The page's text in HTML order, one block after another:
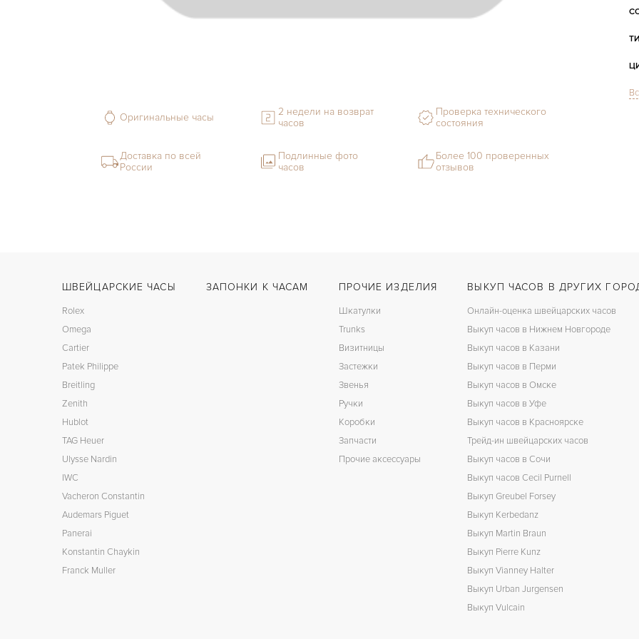
Оригинальные часы
2 недели на возврат
часов
Проверка технического
состояния
Доставка по всей
России
Подлинные фото
часов
Более 100 проверенных
отзывов
ШВЕЙЦАРСКИЕ ЧАСЫ
Rolex
Omega
Cartier
Patek Philippe
Breitling
Zenith
Hublot
TAG Heuer
Ulysse Nardin
IWC
Vacheron Constantin
Audemars Piguet
Panerai
Konstantin Chaykin
Franck Muller
ЗАПОНКИ К ЧАСАМ ПРОЧИЕ ИЗДЕЛИЯ
Шкатулки
Trunks
Визитницы
Застежки
Звенья
Ручки
Коробки
Запчасти
Прочие аксессуары
ВЫКУП ЧАСОВ В ДРУГИХ
Онлайн-оценка швейцарских часов
Выкуп часов в Нижнем Новгороде
Выкуп часов в Казани
Выкуп часов в Перми
Выкуп часов в Омске
Выкуп часов в Уфе
Выкуп часов в Красноярске
Трейд-ин швейцарских часов
Выкуп часов в Сочи
Выкуп часов Cecil Purnell
Выкуп Greubel Forsey
Выкуп Kerbedanz
Выкуп Martin Braun
Выкуп Pierre Kunz
Выкуп Vianney Halter
Выкуп Urban Jurgensen
Выкуп Vulcain